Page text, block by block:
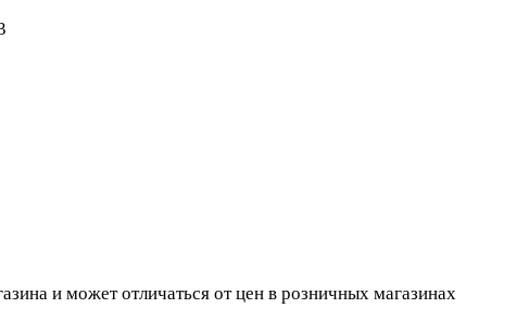
и может отличаться от цен в розничных магазинах